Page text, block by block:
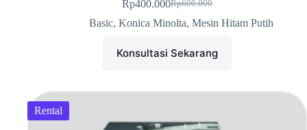
Rp600.000
Rp400.000
Basic, Konica Minolta, Mesin Hitam Putih
Konsultasi Sekarang
Rental